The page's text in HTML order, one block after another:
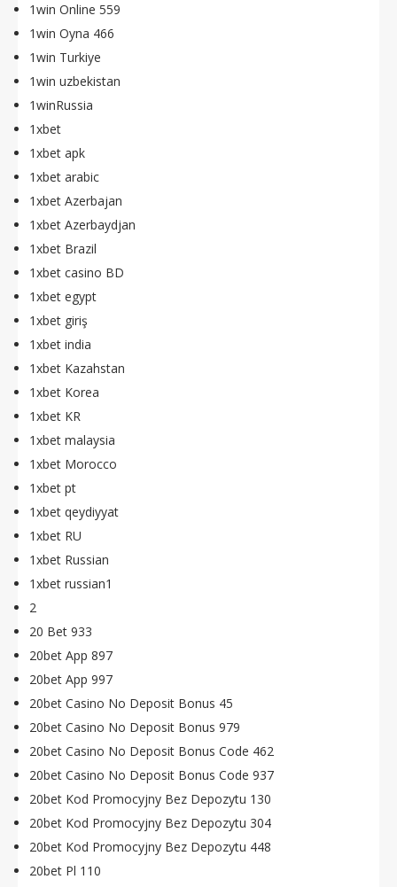
1win Online 559
1win Oyna 466
1win Turkiye
1win uzbekistan
1winRussia
1xbet
1xbet apk
1xbet arabic
1xbet Azerbajan
1xbet Azerbaydjan
1xbet Brazil
1xbet casino BD
1xbet egypt
1xbet giriş
1xbet india
1xbet Kazahstan
1xbet Korea
1xbet KR
1xbet malaysia
1xbet Morocco
1xbet pt
1xbet qeydiyyat
1xbet RU
1xbet Russian
1xbet russian1
2
20 Bet 933
20bet App 897
20bet App 997
20bet Casino No Deposit Bonus 45
20bet Casino No Deposit Bonus 979
20bet Casino No Deposit Bonus Code 462
20bet Casino No Deposit Bonus Code 937
20bet Kod Promocyjny Bez Depozytu 130
20bet Kod Promocyjny Bez Depozytu 304
20bet Kod Promocyjny Bez Depozytu 448
20bet Pl 110